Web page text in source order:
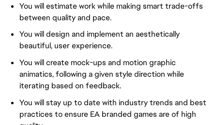
You will estimate work while making smart trade-offs
between quality and pace.
You will design and implement an aesthetically
beautiful, user experience.
You will create mock-ups and motion graphic
animatics, following a given style direction while
iterating based on feedback.
You will stay up to date with industry trends and best
practices to ensure EA branded games are of high